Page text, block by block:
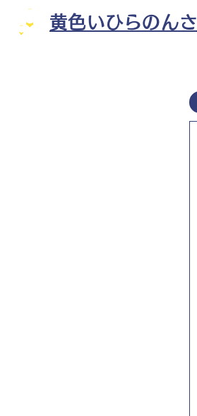
黄色いひらのんさ